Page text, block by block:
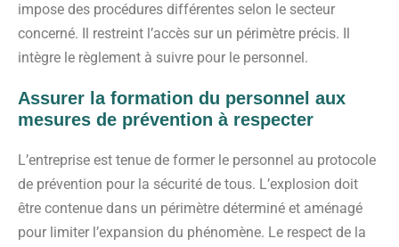
impose des procédures différentes selon le secteur
concerné. Il restreint l’accès sur un périmètre précis. Il
intègre le règlement à suivre pour le personnel.
Assurer la formation du personnel aux
mesures de prévention à respecter
L’entreprise est tenue de former le personnel au protocole
de prévention pour la sécurité de tous. L’explosion doit
être contenue dans un périmètre déterminé et aménagé
pour limiter l’expansion du phénomène. Le respect de la